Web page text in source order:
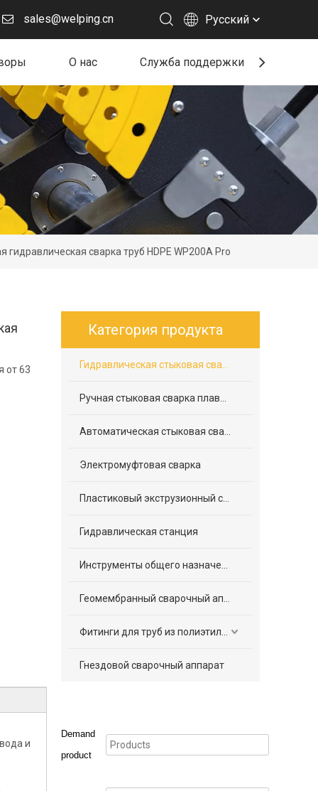
sales@welping.cn Pусский
О нас Служба поддержки
гидравлическая сварка труб HDPE WP200A Pro
от 63
и
Категория продукта
Электромуфтовая сварка
Гидравлическая станция
Гнездовой сварочный аппарат
Demand
product